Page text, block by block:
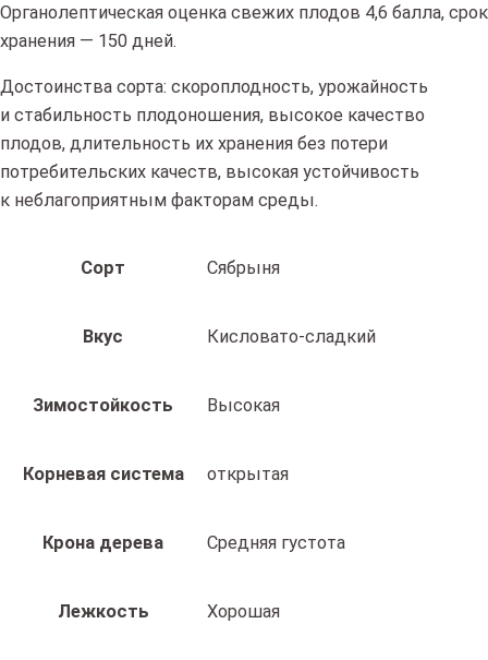
Органолептическая оценка свежих плодов 4,6 балла, срок
хранения — 150 дней.
Достоинства сорта: скороплодность, урожайность
и стабильность плодоношения, высокое качество
плодов, длительность их хранения без потери
потребительских качеств, высокая устойчивость
к неблагоприятным факторам среды.
Сорт Сябрыня
Вкус Кисловато-сладкий
Зимостойкость Высокая
Корневая система открытая
Крона дерева Средняя густота
Лежкость Хорошая